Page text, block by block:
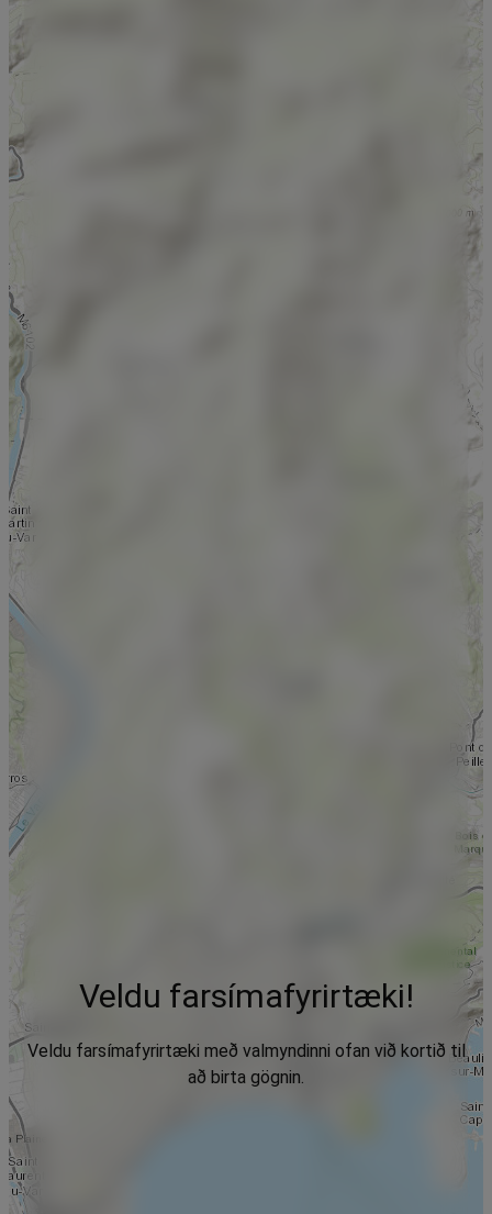
Veldu farsímafyrirtæki!
Veldu farsímafyrirtæki með valmyndinni ofan við kortið til
að birta gögnin.